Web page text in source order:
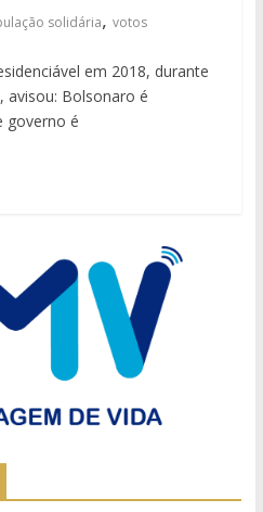
solidária, votos
em 2018, durante
avisou: Bolsonaro é
governo é